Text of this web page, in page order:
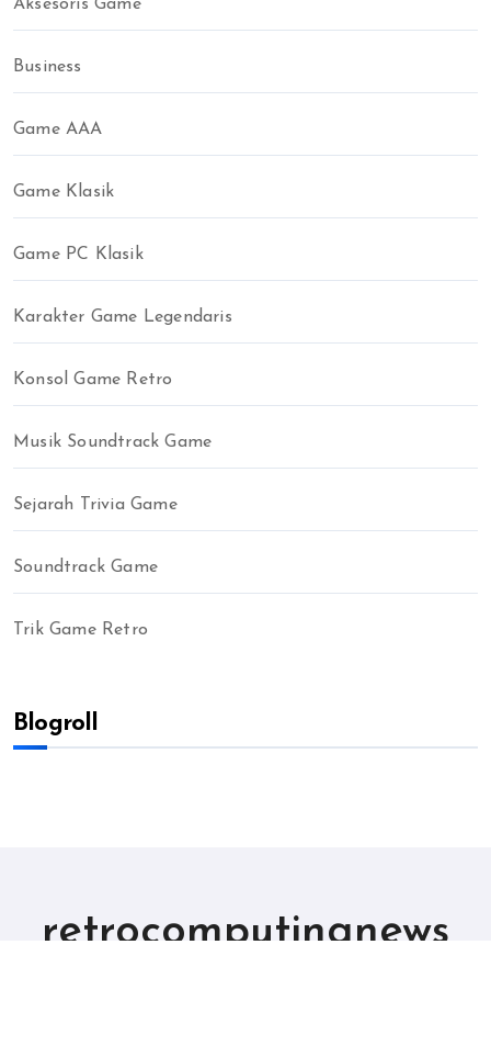
Aksesoris Game
Business
Game AAA
Game Klasik
Game PC Klasik
Karakter Game Legendaris
Konsol Game Retro
Musik Soundtrack Game
Sejarah Trivia Game
Soundtrack Game
Trik Game Retro
Blogroll
retrocomputingnews